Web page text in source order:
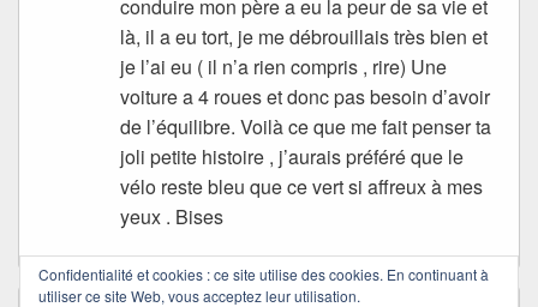
conduire mon père a eu la peur de sa vie et
là, il a eu tort, je me débrouillais très bien et
je l’ai eu ( il n’a rien compris , rire) Une
voiture a 4 roues et donc pas besoin d’avoir
de l’équilibre. Voilà ce que me fait penser ta
joli petite histoire , j’aurais préféré que le
vélo reste bleu que ce vert si affreux à mes
yeux . Bises
Confidentialité et cookies : ce site utilise des cookies. En continuant à
utiliser ce site Web, vous acceptez leur utilisation.